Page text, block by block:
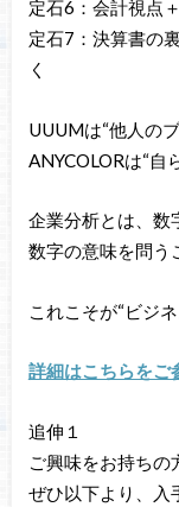
定石6：会計視点
定石7：決算書の
く
UUUMは“他人の
ANYCOLORは“自
企業分析とは、数
数字の意味を問う
これこそが“ビジ
詳細はこちらをご
追伸１
ご興味をお持ちの
ぜひ以下より、入